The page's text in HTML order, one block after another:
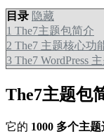
目录 隐藏
1 The7主题包简介
2 The7 主题核心功
3 The7 WordPress
The7主题包
它的 1000 多个主